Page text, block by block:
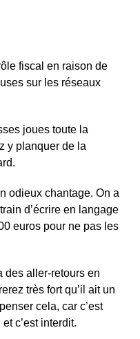
fiscal en raison de
sur les réseaux
joues toute la
y planquer de la
odieux chantage. On a
d’écrire en langage
euros pour ne pas les
des aller-retours en
très fort qu’il ait un
cela, car c’est
c’est interdit.